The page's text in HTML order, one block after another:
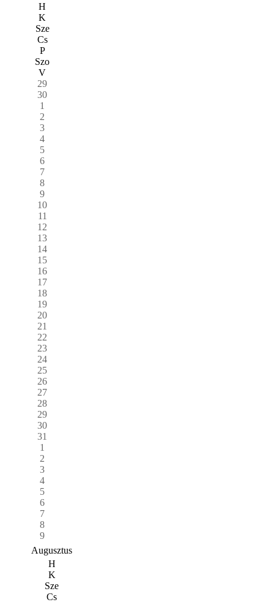
H
K
Sze
Cs
P
Szo
V
29
30
1
2
3
4
5
6
7
8
9
10
11
12
13
14
15
16
17
18
19
20
21
22
23
24
25
26
27
28
29
30
31
1
2
3
4
5
6
7
8
9
Augusztus
H
K
Sze
Cs